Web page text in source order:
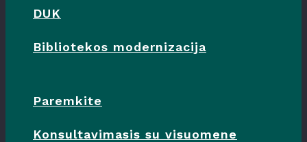
DUK
Bibliotekos modernizacija
Paremkite
Konsultavimasis su visuomene